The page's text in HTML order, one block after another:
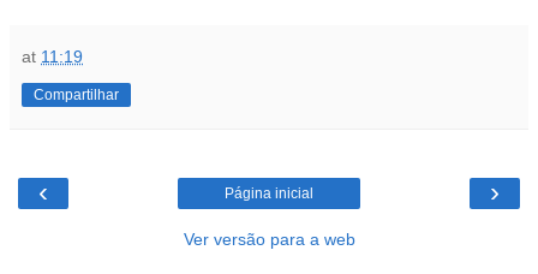
at 11:19
Compartilhar
‹ ›
Página inicial
Ver versão para a web